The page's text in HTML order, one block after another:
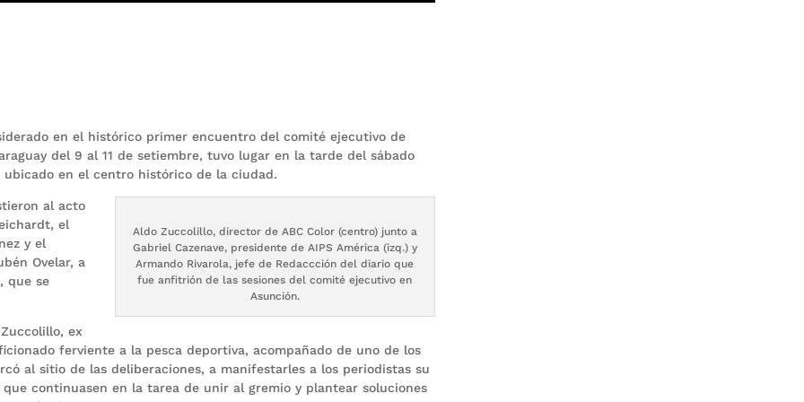
en el histórico primer encuentro del comité ejecutivo de
del 9 al 11 de setiembre, tuvo lugar en la tarde del sábado
ubicado en el centro histórico de la ciudad.
Aldo Zuccolillo, director de ABC Color (centro) junto a
Gabriel Cazenave, presidente de AIPS América (izq.) y
Armando Rivarola, jefe de Redaccción del diario que
fue anfitrión de las sesiones del comité ejecutivo en
Asunción.
al acto
el
y el
Ovelar, a
que se
ex
ferviente a la pesca deportiva, acompañado de uno de los
al sitio de las deliberaciones, a manifestarles a los periodistas su
continuasen en la tarea de unir al gremio y plantear soluciones